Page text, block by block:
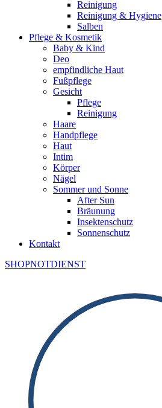
Reinigung
Reinigung & Hygiene
Salben
Pflege & Kosmetik
Baby & Kind
Deo
empfindliche Haut
Fußpflege
Gesicht
Pflege
Reinigung
Haare
Handpflege
Haut
Intim
Körper
Nägel
Sommer und Sonne
After Sun
Bräunung
Insektenschutz
Sonnenschutz
Kontakt
SHOPNOTDIENST